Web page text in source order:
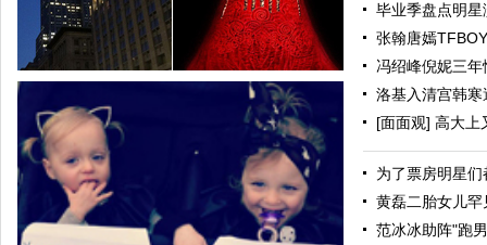
毕业季盘点明星
张翰唐嫣
冯绍峰倪妮三
洛基入清宫韩
[面面观] 高大上
为了票房明星
黄磊二胎女儿
范冰冰助阵"跑